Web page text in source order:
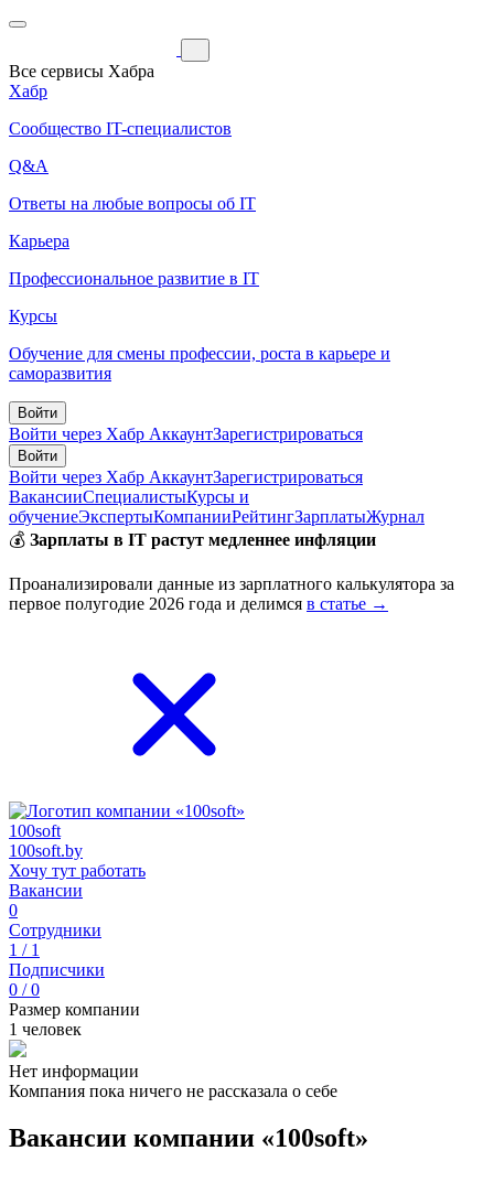
Все сервисы Хабра
Хабр
Сообщество IT-специалистов
Q&A
Ответы на любые вопросы об IT
Карьера
Профессиональное развитие в IT
Курсы
Обучение для смены профессии, роста в карьере и
саморазвития
Войти
Войти через Хабр АккаунтЗарегистрироваться
Войти
Войти через Хабр АккаунтЗарегистрироваться
ВакансииСпециалистыКурсы и
обучениеЭкспертыКомпанииРейтингЗарплатыЖурнал
💰 Зарплаты в IT растут медленнее инфляции
Проанализировали данные из зарплатного калькулятора за
первое полугодие 2026 года и делимся в статье →
100soft
100soft.by
Хочу тут работать
Вакансии
0
Сотрудники
1 / 1
Подписчики
0 / 0
Размер компании
1 человек
Нет информации
Компания пока ничего не рассказала о себе
Вакансии компании «100soft»